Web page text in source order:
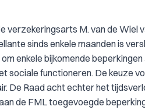
verzekeringsarts M. van de Wiel
sinds enkele maanden is
enkele bijkomende
sociale functioneren. De keuze
De Raad acht echter het
de FML toegevoegde